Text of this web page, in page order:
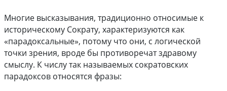
Многие высказывания, традиционно относимые к
историческому Сократу, характеризуются как
«парадоксальные», потому что они, с логической
точки зрения, вроде бы противоречат здравому
смыслу. К числу так называемых сократовских
парадоксов относятся фразы: